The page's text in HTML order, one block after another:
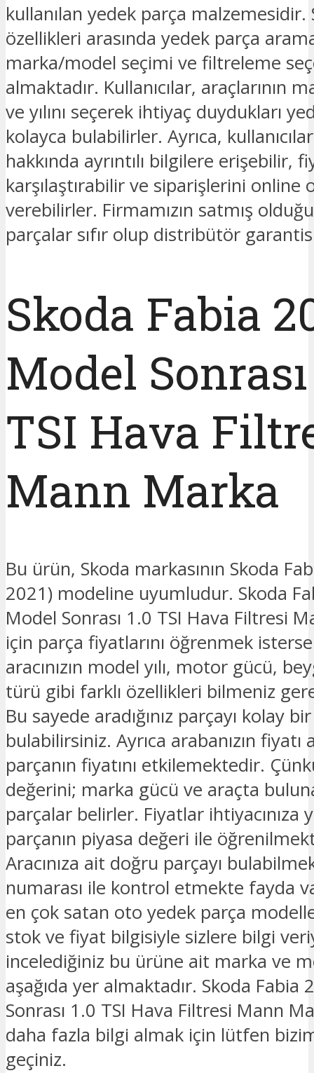
kullanılan yedek parça
özellikleri arasında yedek parça
marka/model seçimi ve filtreleme
almaktadır. Kullanıcılar, araçlarının
ve yılını seçerek ihtiyaç duydukları
kolayca bulabilirler. Ayrıca,
hakkında ayrıntılı bilgilere erişebilir,
karşılaştırabilir ve siparişlerini online
verebilirler. Firmamızın satmış
parçalar sıfır olup distribütör
Skoda Fabia
Model
TSI Hava
Mann Marka
Bu ürün, Skoda markasının Skoda
2021) modeline uyumludur. Skoda
Model Sonrası 1.0 TSI Hava Filtresi
için parça fiyatlarını öğrenmek
aracınızın model yılı, motor gücü,
türü gibi farklı özellikleri bilmeniz
Bu sayede aradığınız parçayı kolay
bulabilirsiniz. Ayrıca arabanızın fiyatı
parçanın fiyatını etkilemektedir.
değerini; marka gücü ve araçta
parçalar belirler. Fiyatlar ihtiyacınıza
parçanın piyasa değeri ile
Aracınıza ait doğru parçayı
numarası ile kontrol etmekte fayda
en çok satan oto yedek parça
stok ve fiyat bilgisiyle sizlere bilgi
incelediğiniz bu ürüne ait marka ve
aşağıda yer almaktadır. Skoda Fabia
Sonrası 1.0 TSI Hava Filtresi Mann
daha fazla bilgi almak için lütfen
geçiniz.